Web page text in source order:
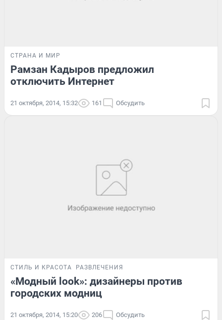
СТРАНА И МИР
Рамзан Кадыров предложил
отключить Интернет
21 октября, 2014, 15:32 161 Обсудить
СТИЛЬ И КРАСОТА РАЗВЛЕЧЕНИЯ
«Модный look»: дизайнеры против
городских модниц
21 октября, 2014, 15:20 206 Обсудить